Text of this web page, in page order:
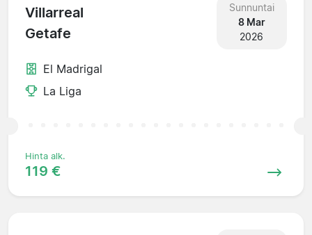
Villarreal
Getafe
Sunnuntai
8 Mar
2026
El Madrigal
La Liga
Hinta alk.
119 €